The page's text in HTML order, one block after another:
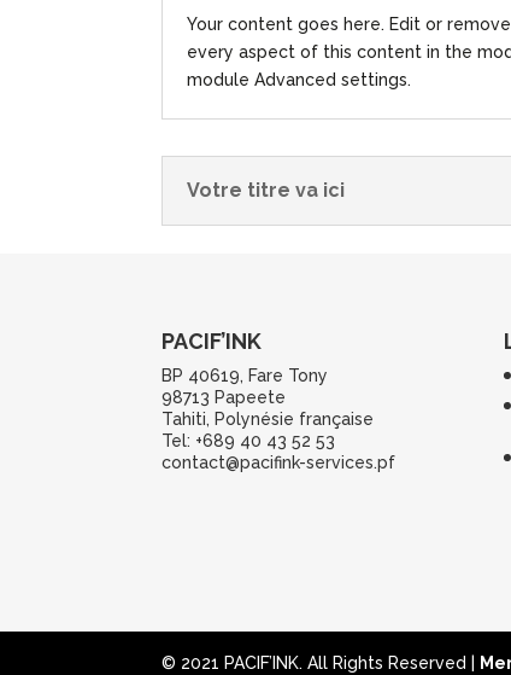
Your content goes here. Edit or
every aspect of this content in the
module Advanced settings.
Votre titre va ici
PACIF’INK
BP 40619, Fare Tony
98713 Papeete
Tahiti, Polynésie française
Tel: +689 40 43 52 53
contact@pacifink-services.pf
© 2021 PACIF’INK. All Rights Reserved |